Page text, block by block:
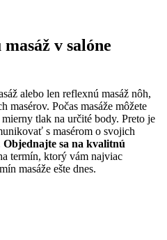
v salóne
alebo len reflexnú masáž nôh,
Počas masáže môžete
tlak na určité body. Preto je
s masérom o svojich
Objednajte sa na kvalitnú
termín, ktorý vám najviac
masáže ešte dnes.